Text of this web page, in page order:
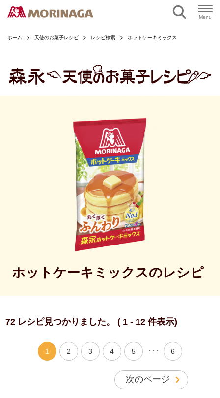
Menu
ホーム 天使のお菓子レシピ レシピ検索 ホットケーキミックス
ホットケーキミックスのレシピ
72 レシピ見つかりました。 ( 1 - 12 件表示)
1 2 3 4 5 ・・・ 6
次のページ